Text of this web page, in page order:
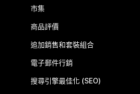
市集
商品評價
追加銷售和套裝組合
電子郵件行銷
搜尋引擎最佳化 (SEO)